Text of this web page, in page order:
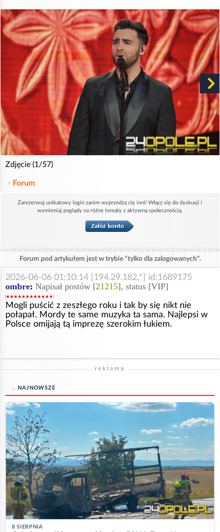
Zdjęcie (1/57)
Forum
Zarezerwuj unikatowy login zanim wyprzedzą cię inni! Włącz się do dyskusji i
wymieniaj poglądy na różne tematy z aktywną społecznością.
Forum pod artykułem jest w trybie "tylko dla zalogowanych".
2026-06-06 01:10:14 [194.29.182.*] id:1689175
ombre: Napisał postów [21215], status [VIP]
Mogli puścić z zeszłego roku i tak by się nikt nie
połapał. Mordy te same muzyka ta sama. Najlepsi w
Polsce omijają tą imprezę szerokim łukiem.
reklama
NAJNOWSZE
8 SIERPNIA